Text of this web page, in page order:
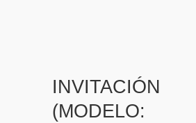
INVITACIÓN
(MODELO: